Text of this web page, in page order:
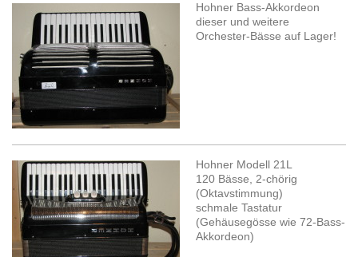
Hohner Bass-Akkordeon
dieser und weitere
Orchester-Bässe auf Lager!
Hohner Modell 21L
120 Bässe, 2-chörig
(Oktavstimmung)
schmale Tastatur
(Gehäusegösse wie 72-Bass-
Akkordeon)